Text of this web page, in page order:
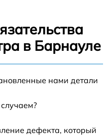
в Барнауле
нами детали
дефекта, который